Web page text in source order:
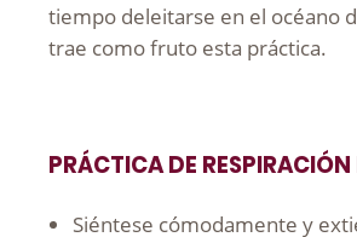
tiempo deleitarse en el océano
trae como fruto esta práctica.
PRÁCTICA DE RESPIRACIÓN
Siéntese cómodamente y